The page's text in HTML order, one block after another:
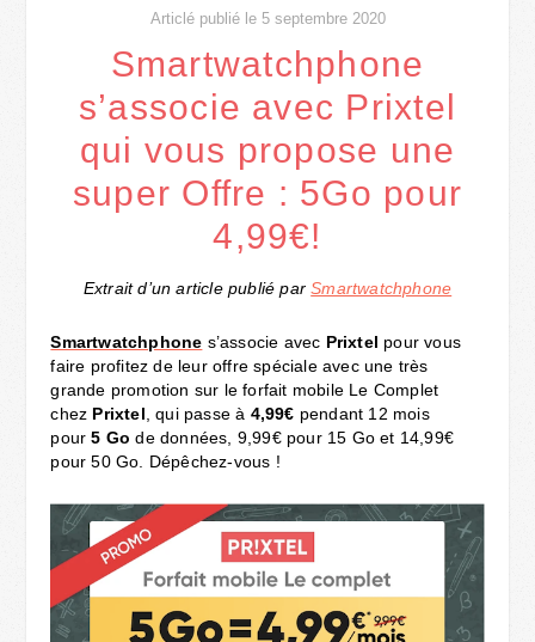
Articlé publié le 5 septembre 2020
Smartwatchphone
s’associe avec Prixtel
qui vous propose une
super Offre : 5Go pour
4,99€!
Extrait d’un article publié parSmartwatchphone
Smartwatchphone s’associe avec Prixtel pour vous
faire profitez de leur offre spéciale avec une très
grande promotion sur le forfait mobile Le Complet
chez Prixtel , qui passe à 4,99€ pendant 12 mois
pour 5 Go de données, 9,99€ pour 15 Go et 14,99€
pour 50 Go. Dépêchez-vous !